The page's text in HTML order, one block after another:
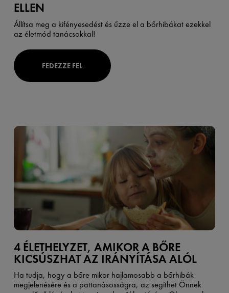
ELLEN
Állítsa meg a kifényesedést és űzze el a bőrhibákat ezekkel
az életmód tanácsokkal!
FEDEZZE FEL
4 ÉLETHELYZET, AMIKOR A BŐRE
KICSÚSZHAT AZ IRÁNYÍTÁSA ALÓL
Ha tudja, hogy a bőre mikor hajlamosabb a bőrhibák
megjelenésére és a pattanásosságra, az segíthet Önnek